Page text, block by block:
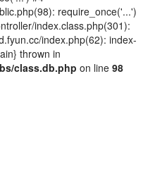
require_once('...')
index.class.php(301):
index.php(62): index-
thrown in
class.db.php on line 98